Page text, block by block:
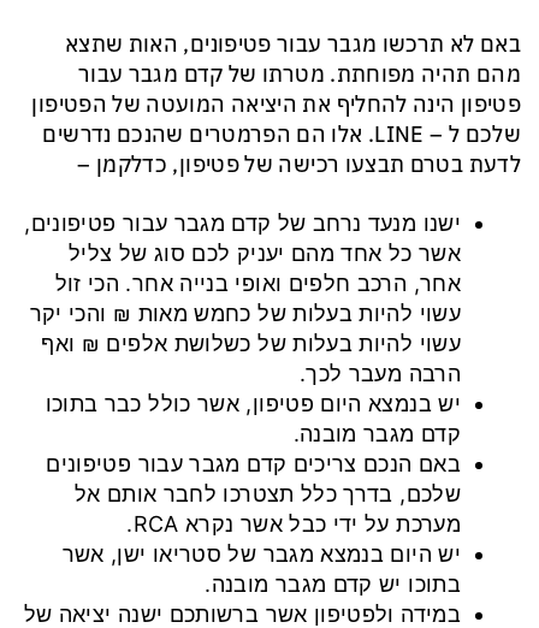
באם לא תרכשו מגבר עבור פטיפונים, האות שתצא
מהם תהיה מפוחתת. מטרתו של קדם מגבר עבור
פטיפון הינה להחליף את היציאה המועטה של הפטיפון
שלכם ל – LINE. אלו הם הפרמטרים שהנכם נדרשים
לדעת בטרם תבצעו רכישה של פטיפון, כדלקמן –
ישנו מנעד נרחב של קדם מגבר עבור פטיפונים,
אשר כל אחד מהם יעניק לכם סוג של צליל
אחר, הרכב חלפים ואופי בנייה אחר. הכי זול
עשוי להיות בעלות של כחמש מאות ₪ והכי יקר
עשוי להיות בעלות של כשלושת אלפים ₪ ואף
הרבה מעבר לכך.
יש בנמצא היום פטיפון, אשר כולל כבר בתוכו
קדם מגבר מובנה.
באם הנכם צריכים קדם מגבר עבור פטיפונים
שלכם, בדרך כלל תצטרכו לחבר אותם אל
מערכת על ידי כבל אשר נקרא RCA.
יש היום בנמצא מגבר של סטריאו ישן, אשר
בתוכו יש קדם מגבר מובנה.
במידה ולפטיפון אשר ברשותכם ישנה יציאה של